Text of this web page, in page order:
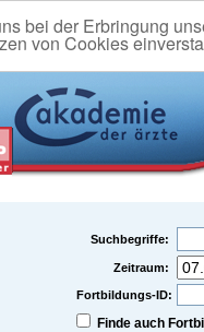
bei der Erbringung
von Cookies
Suchbegriffe:
Zeitraum:
Fortbildungs-ID:
Finde auch